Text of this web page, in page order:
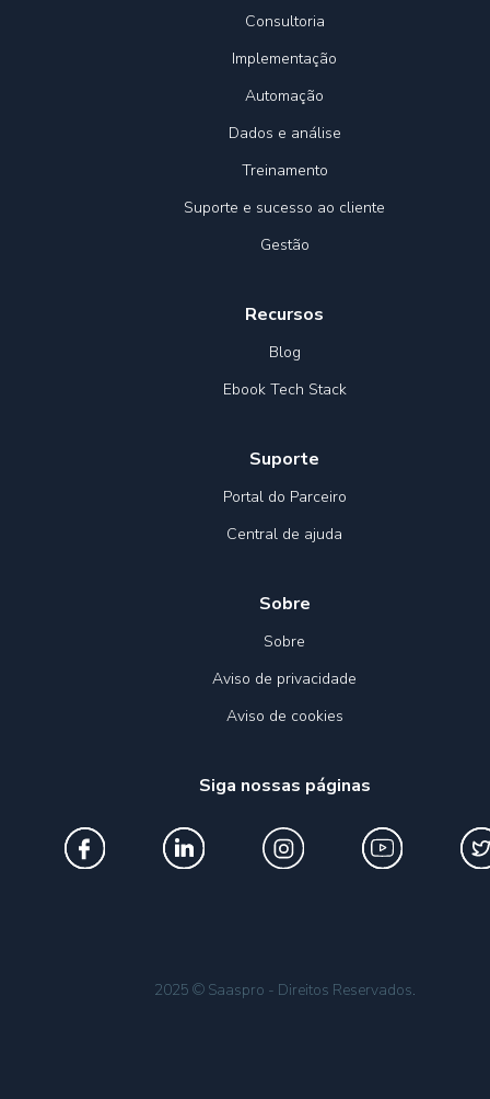
Consultoria
Implementação
Automação
Dados e análise
Treinamento
Suporte e sucesso ao cliente
Gestão
Recursos
Blog
Ebook Tech Stack
Suporte
Portal do Parceiro
Central de ajuda
Sobre
Sobre
Aviso de privacidade
Aviso de cookies
Siga nossas páginas
2025 © Saaspro - Direitos Reservados.